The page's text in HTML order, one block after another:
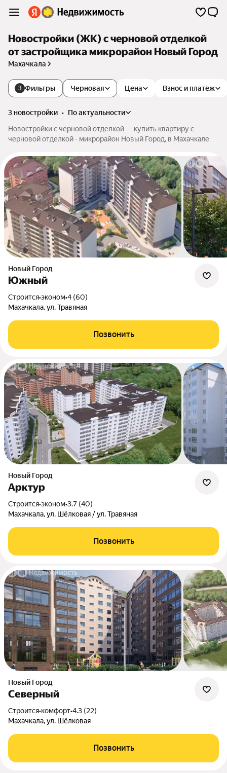
Новостройки (ЖК) с черновой отделкой
от застройщика микрорайон Новый Город
Махачкала
3 Фильтры Цена Взнос и платёж
Черновая
3 новостройки •
по актуальности
Новостройки с черновой отделкой — купить квартиру с
черновой отделкой - микрорайон Новый Город, в Махачкале
Новый Город
Южный
Строится•эконом•4 (60)
Махачкала, ул. Травяная
Позвонить
Новый Город
Арктур
Строится•эконом•3.7 (40)
Махачкала, ул. Шёлковая / ул. Травяная
Позвонить
Новый Город
Северный
Строится•комфорт•4.3 (22)
Махачкала, ул. Шёлковая
Позвонить